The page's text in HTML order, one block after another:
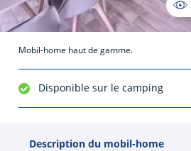
Mobil-home haut de gamme.
Disponible sur le camping
Description du mobil-home